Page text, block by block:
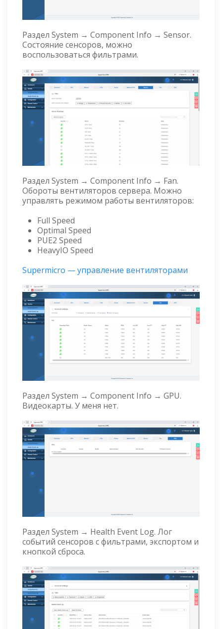
Раздел System → Component Info → Sensor.
Состояние сенсоров, можно
воспользоваться фильтрами.
Раздел System → Component Info → Fan.
Обороты вентиляторов сервера. Можно
управлять режимом работы вентиляторов:
Full Speed
Optimal Speed
PUE2 Speed
HeavyIO Speed
Supermicro — управление вентиляторами
Раздел System → Component Info → GPU.
Видеокарты. У меня нет.
Раздел System → Health Event Log. Лог
событий сенсоров с фильтрами, экспортом и
кнопкой сброса.